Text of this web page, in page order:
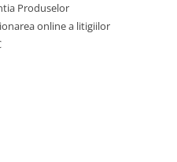
Produselor
online a litigiilor